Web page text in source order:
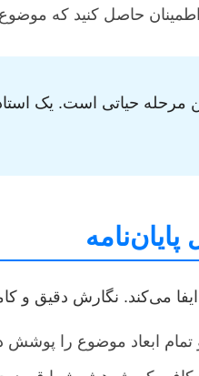
اطمینان حاصل کنید که
مرحله حیاتی است. یک
می‌کند. نگارش دقیق و
و تمام ابعاد موضوع را پوشش